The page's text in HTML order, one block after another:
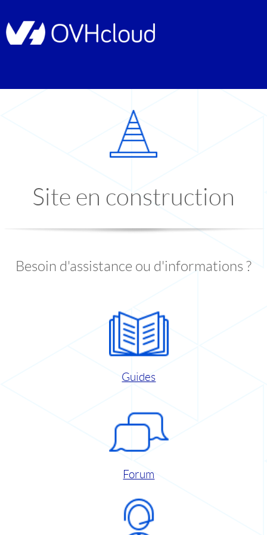
Site en construction
Besoin d'assistance ou d'informations ?
Guides
Forum